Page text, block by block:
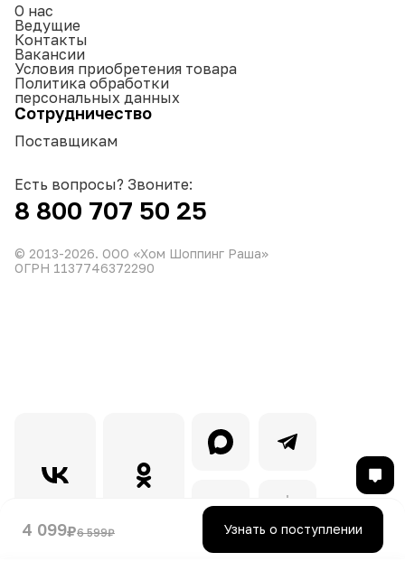
4 099₽6 599₽ Узнать о поступлении
О нас
Ведущие
Контакты
Вакансии
Условия приобретения товара
Политика обработки
персональных данных
Сотрудничество
Поставщикам
Есть вопросы? Звоните:
8 800 707 50 25
© 2013-2026. ООО «Хом Шоппинг Раша»
ОГРН 1137746372290